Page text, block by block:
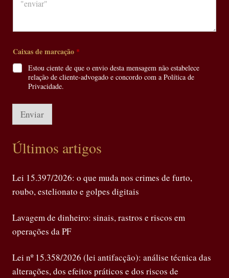
a
Q
u
Caixas de marcação *
Estou ciente de que o envio desta mensagem não estabelece
relação de cliente-advogado e concordo com a Política de
Privacidade.
Enviar
Últimos artigos
Lei 15.397/2026: o que muda nos crimes de furto,
roubo, estelionato e golpes digitais
Lavagem de dinheiro: sinais, rastros e riscos em
operações da PF
Lei nº 15.358/2026 (lei antifacção): análise técnica das
alterações, dos efeitos práticos e dos riscos de